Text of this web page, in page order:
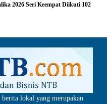
2026 Seri Keempat Diikuti 102
lokal yang merupakan